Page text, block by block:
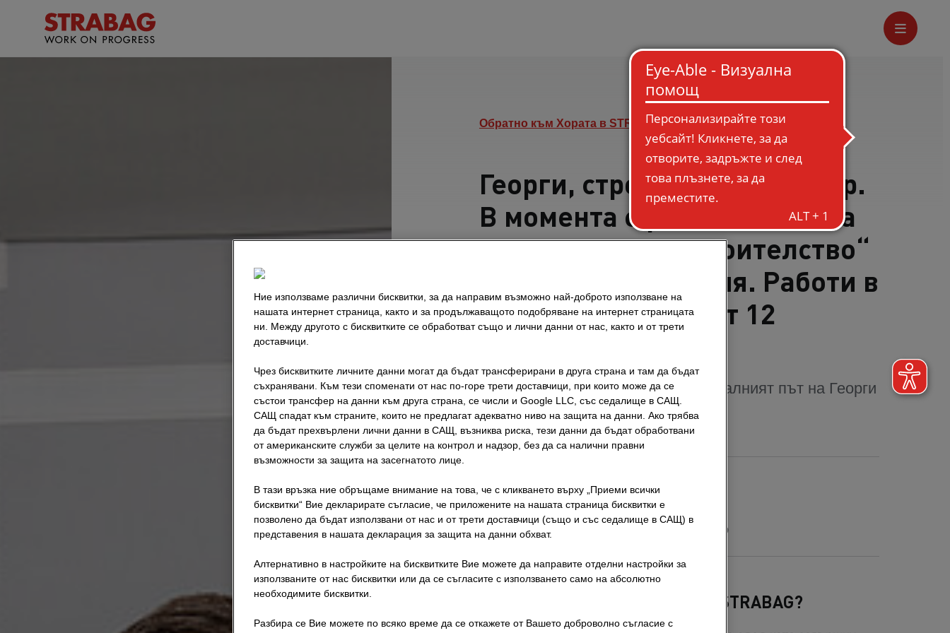
Обратно към Хората в STRABAG
Георги, строителен инженер.
В момента е ръководител на
отдел „Високо строителство“
в ЩРАБАГ България. Работи в
STRABAG повече от 12
Вижте тук какъв е бил професионалният път на Георги
и какво харесва в работата си.
Компания:
STRABAG
Текущата позиция:
строителен инженер
Как изглежда кариерата ти в STRABAG?
Ние използваме различни бисквитки, за да направим възможно най-доброто използване на
нашата интернет страница, както и за продължаващото подобряване на интернет страницата
ни. Между другото с бисквитките се обработват също и лични данни от нас, както и от трети
доставчици.
Чрез бисквитките личните данни могат да бъдат трансферирани в друга страна и там да бъдат
съхранявани. Към тези споменати от нас по-горе трети доставчици, при които може да се
състои трансфер на данни към друга страна, се числи и Google LLC, със седалище в САЩ.
САЩ спадат към страните, които не предлагат адекватно ниво на защита на данни. Ако трябва
да бъдат прехвърлени лични данни в САЩ, възниква риска, тези данни да бъдат обработвани
от американските служби за целите на контрол и надзор, без да са налични правни
възможности за защита на засегнатото лице.
В тази връзка ние обръщаме внимание на това, че с кликването върху „Приеми всички
бисквитки“ Вие декларирате съгласие, че приложените на нашата страница бисквитки е
позволено да бъдат използвани от нас и от трети доставчици (също и със седалище в САЩ) в
представения в нашата декларация за защита на данни обхват.
Алтернативно в настройките на бисквитките Вие можете да направите отделни настройки за
използваните от нас бисквитки или да се съгласите с използването само на абсолютно
необходимите бисквитки.
Разбира се Вие можете по всяко време да се откажете от Вашето доброволно съгласие с